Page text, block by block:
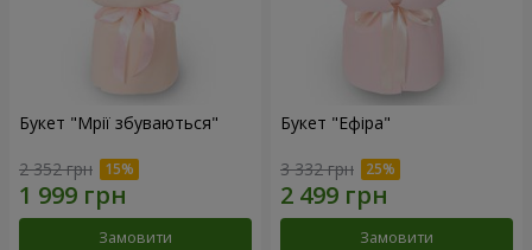
Букет "Мрії збуваються"
2 352 грн
Замовити
Букет "Ефіра"
3 332 грн
Замовити